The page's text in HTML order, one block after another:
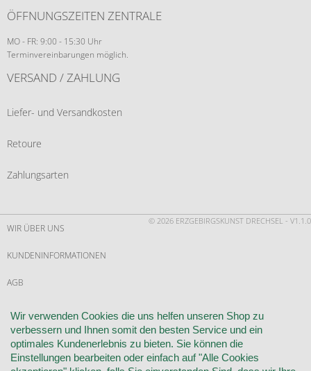
ÖFFNUNGSZEITEN ZENTRALE
MO - FR: 9:00 - 15:30 Uhr
Terminvereinbarungen möglich.
VERSAND / ZAHLUNG
Liefer- und Versandkosten
Retoure
Zahlungsarten
© 2026 ERZGEBIRGSKUNST DRECHSEL - V1.1.0
WIR ÜBER UNS
KUNDENINFORMATIONEN
AGB
WIDERRUF
VERTRAG WIDERRUFEN
KONTAKT
Wir verwenden Cookies die uns helfen unseren Shop zu
verbessern und Ihnen somit den besten Service und ein
optimales Kundenerlebnis zu bieten. Sie können die
Einstellungen bearbeiten oder einfach auf "Alle Cookies